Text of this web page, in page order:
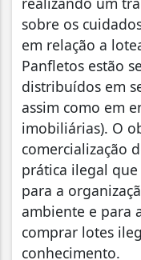
sobre os
em relação a
Panfletos estão
distribuídos em
assim como em
imobiliárias). O
comercialização
prática ilegal
para a
ambiente e para
comprar lotes
conhecimento.